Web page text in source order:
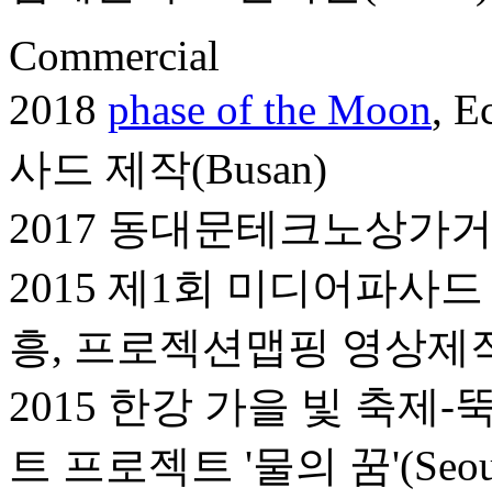
Commercial
2018 phase of the Moon,
사드 제작(Busan)
2017 동대문테크노상가
2015 제1회 미디어파사
흥, 프로젝션맵핑 영상제
2015 한강 가을 빛 축제-
트 프로젝트 '물의 꿈